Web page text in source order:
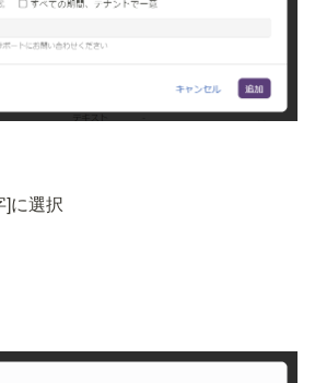
]に選択